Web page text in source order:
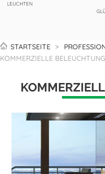
STARTSEITE
KOMMERZIELLE BELEUCHTUNG